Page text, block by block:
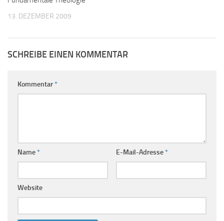
13. DEZEMBER 2009
SCHREIBE EINEN KOMMENTAR
Kommentar*
Name* E-Mail-Adresse*
Website